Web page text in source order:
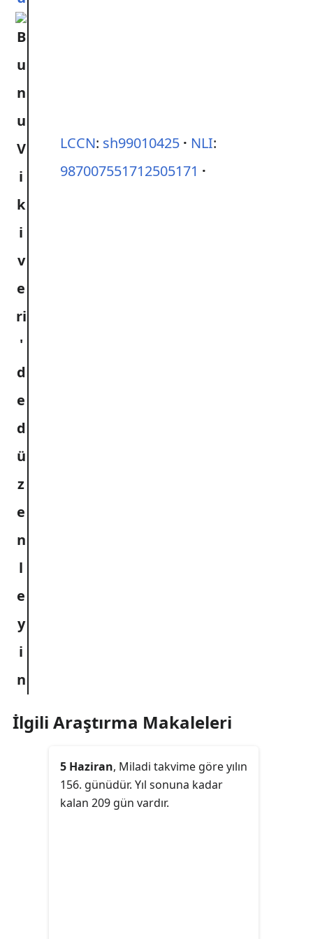
LCCN: sh99010425 NLI:
987007551712505171
İlgili Araştırma Makaleleri
5 Haziran, Miladi takvime göre yılın
156. günüdür. Yıl sonuna kadar
kalan 209 gün vardır.